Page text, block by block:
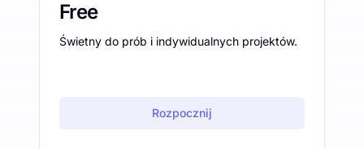
Free
Świetny do prób i indywidualnych projektów.
Rozpocznij